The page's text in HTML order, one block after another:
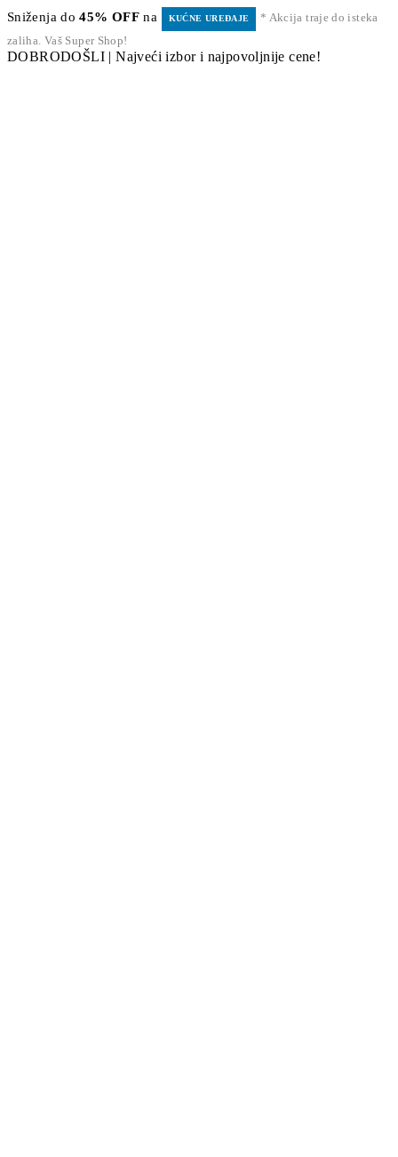
Sniženja do45% OFF na KUĆNE UREĐAJE
* Akcija traje do isteka
zaliha. Vaš Super Shop!
DOBRODOŠLI | Najveći izbor i najpovoljnije cene!